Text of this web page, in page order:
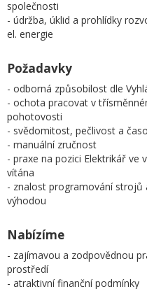
společnosti
- údržba, úklid a prohlídky
el. energie
Požadavky
- odborná způsobilost dle
- ochota pracovat v
pohotovosti
- svědomitost, pečlivost a
- manuální zručnost
- praxe na pozici Elektrikář ve
vítána
- znalost programování strojů
výhodou
Nabízíme
- zajímavou a zodpovědnou
prostředí
- atraktivní finanční podmínky